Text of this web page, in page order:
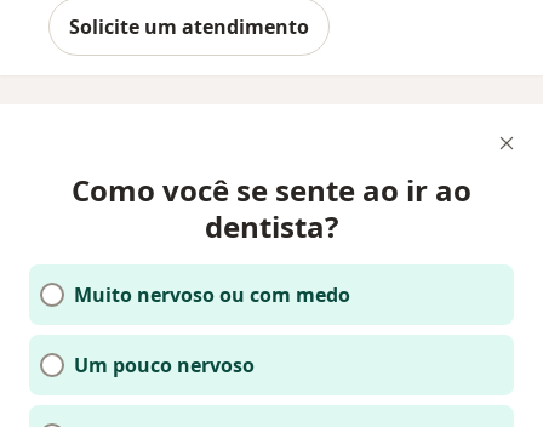
Solicite um atendimento
Como você se sente ao ir ao
dentista?
Muito nervoso ou com medo
Um pouco nervoso